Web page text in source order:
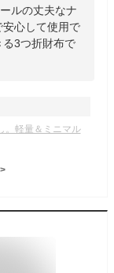
ルの丈夫なナ
心して使用で
る3つ折財布で
。軽量＆ミニマル
>